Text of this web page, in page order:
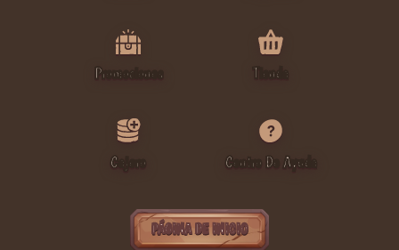
Promociones Tienda
Cajero Centro De Ayuda
PÁGINA DE INICIO